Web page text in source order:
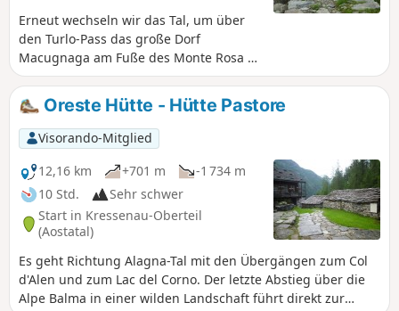
Erneut wechseln wir das Tal, um über
den Turlo-Pass das große Dorf
Macugnaga am Fuße des Monte Rosa zu
erreichen. Der breite Weg, der hier
benutzt wird, ist absolut
bemerkenswert, da er von der
italienischen Armee angelegt wurde,
um die Kanonen für die Verteidigung
des Ortes und für Schießübungen
hochzuziehen.
Oreste Hütte - Hütte Pastore
Visorando-Mitglied
12,16 km
+701 m
-1 734 m
10 Std.
Sehr schwer
Start in Kressenau-Oberteil
(Aostatal)
Es geht Richtung Alagna-Tal mit den Übergängen zum Col
d'Alen und zum Lac del Corno. Der letzte Abstieg über die
Alpe Balma in einer wilden Landschaft führt direkt zur